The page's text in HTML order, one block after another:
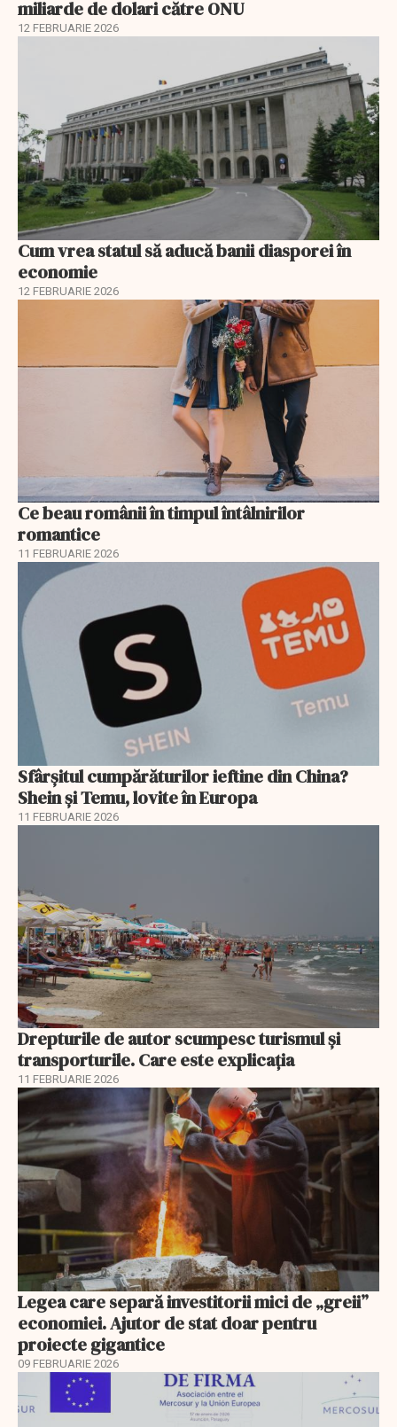
miliarde de dolari către ONU
12 FEBRUARIE 2026
Cum vrea statul să aducă banii diasporei în
economie
12 FEBRUARIE 2026
Ce beau românii în timpul întâlnirilor
romantice
11 FEBRUARIE 2026
Sfârșitul cumpărăturilor ieftine din China?
Shein și Temu, lovite în Europa
11 FEBRUARIE 2026
Drepturile de autor scumpesc turismul și
transporturile. Care este explicația
11 FEBRUARIE 2026
Legea care separă investitorii mici de „greii”
economiei. Ajutor de stat doar pentru
proiecte gigantice
09 FEBRUARIE 2026